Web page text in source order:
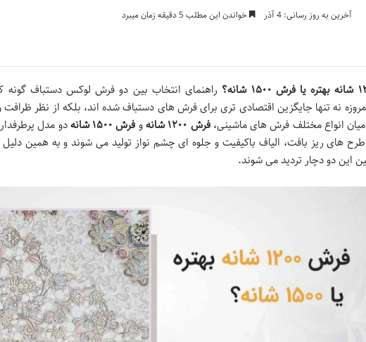
آخرین به روز رسانی: 4 آذر خواندن این مطلب 5 دقیقه زمان میبرد
راهنمای انتخاب بین دو فرش لوکس دستباف گونه
نه تنها جایگزین اقتصادی تری برای فرش های دستباف شده اند، بلکه از نظر
انواع مختلف فرش های ماشینی،فرش ۱۲۰۰شانهو فرش ۱۵۰۰شانهدو مدل
های ریز بافت، الیاف باکیفیت و جلوه ای چشم نواز تولید می شوند و به همین دلیل
این دو دچار تردید می شوند.